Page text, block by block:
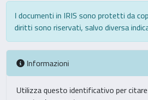
I documenti in IRIS sono protetti da
diritti sono riservati, salvo diversa
Informazioni
Utilizza questo identificativo per citare